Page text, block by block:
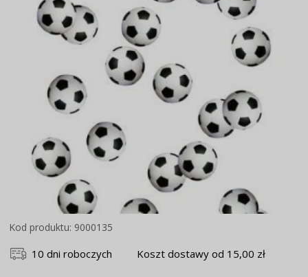
Kod produktu: 9000135
10 dni roboczych Koszt dostawy od 15,00 zł